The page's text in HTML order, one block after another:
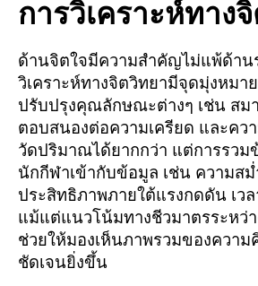
การวิเคราะห์ทาง
ด้านจิตใจมีความสำคัญไม่แพ้ด้าน
วิเคราะห์ทางจิตวิทยามีจุดมุ่งหมา
ปรับปรุงคุณลักษณะต่างๆ เช่น สม
ตอบสนองต่อความเครียด และคว
วัดปริมาณได้ยากกว่า แต่การรวม
นักกีฬาเข้ากับข้อมูล เช่น ความสม่
ประสิทธิภาพภายใต้แรงกดดัน เว
แม้แต่แนวโน้มทางชีวมาตรระหว่
ช่วยให้มองเห็นภาพรวมของควา
ชัดเจนยิ่งขึ้น